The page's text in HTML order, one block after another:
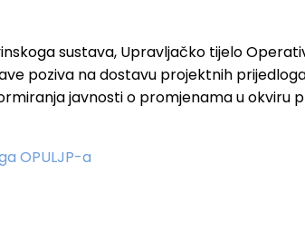
sustava, Upravljačko tijelo
poziva na dostavu projektnih
javnosti o promjenama u okviru
OPULJP-a